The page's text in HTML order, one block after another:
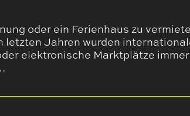
oder ein Ferienhaus zu
letzten Jahren wurden
elektronische Marktplätze